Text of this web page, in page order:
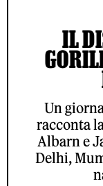
IL
Un
racconta
Albarn e
Delhi,